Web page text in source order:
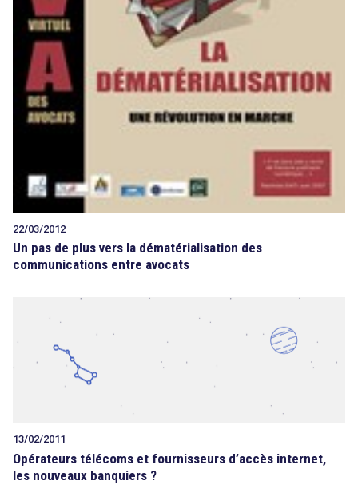
22/03/2012
Un pas de plus vers la dématérialisation des
communications entre avocats
13/02/2011
Opérateurs télécoms et fournisseurs d’accès internet,
les nouveaux banquiers ?